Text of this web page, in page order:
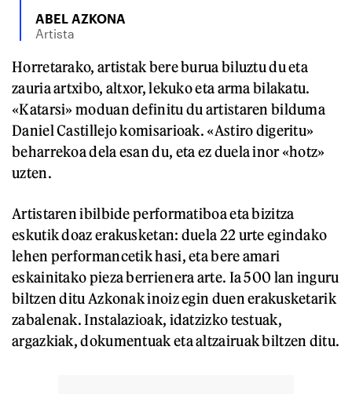
ABEL AZKONA
Artista
Horretarako, artistak bere burua biluztu du eta
zauria artxibo, altxor, lekuko eta arma bilakatu.
«Katarsi» moduan definitu du artistaren bilduma
Daniel Castillejo komisarioak. «Astiro digeritu»
beharrekoa dela esan du, eta ez duela inor «hotz»
uzten.
Artistaren ibilbide performatiboa eta bizitza
eskutik doaz erakusketan: duela 22 urte egindako
lehen performancetik hasi, eta bere amari
eskainitako pieza berrienera arte. Ia 500 lan inguru
biltzen ditu Azkonak inoiz egin duen erakusketarik
zabalenak. Instalazioak, idatzizko testuak,
argazkiak, dokumentuak eta altzairuak biltzen ditu.